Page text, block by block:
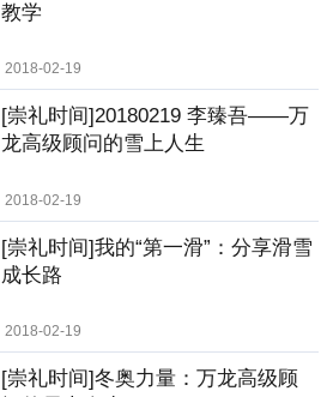
教学
2018-02-19
[崇礼时间]20180219 李臻吾——万
龙高级顾问的雪上人生
2018-02-19
[崇礼时间]我的“第一滑”：分享滑雪
成长路
2018-02-19
[崇礼时间]冬奥力量：万龙高级顾